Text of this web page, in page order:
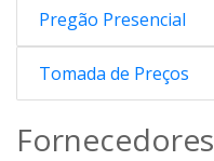
Pregão Presencial
Tomada de Preços
Fornecedores